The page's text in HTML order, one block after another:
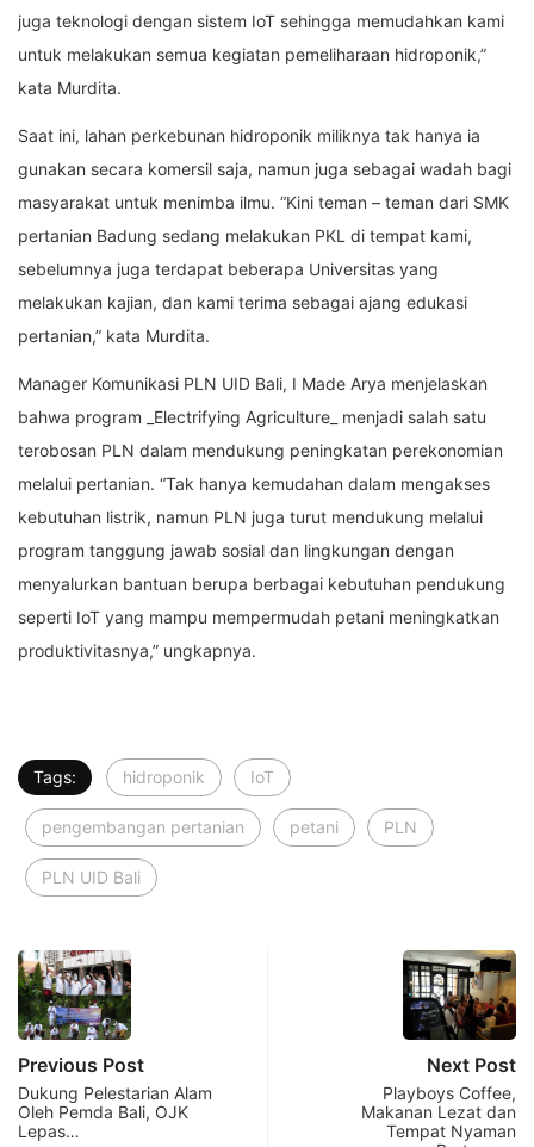
juga teknologi dengan sistem IoT sehingga memudahkan kami
untuk melakukan semua kegiatan pemeliharaan hidroponik,”
kata Murdita.
Saat ini, lahan perkebunan hidroponik miliknya tak hanya ia
gunakan secara komersil saja, namun juga sebagai wadah bagi
masyarakat untuk menimba ilmu. “Kini teman – teman dari SMK
pertanian Badung sedang melakukan PKL di tempat kami,
sebelumnya juga terdapat beberapa Universitas yang
melakukan kajian, dan kami terima sebagai ajang edukasi
pertanian,” kata Murdita.
Manager Komunikasi PLN UID Bali, I Made Arya menjelaskan
bahwa program _Electrifying Agriculture_ menjadi salah satu
terobosan PLN dalam mendukung peningkatan perekonomian
melalui pertanian. “Tak hanya kemudahan dalam mengakses
kebutuhan listrik, namun PLN juga turut mendukung melalui
program tanggung jawab sosial dan lingkungan dengan
menyalurkan bantuan berupa berbagai kebutuhan pendukung
seperti IoT yang mampu mempermudah petani meningkatkan
produktivitasnya,” ungkapnya.
Tags: hidroponik IoT
pengembangan pertanian petani PLN
PLN UID Bali
Previous Post
Dukung Pelestarian Alam
Oleh Pemda Bali, OJK
Lepas…
Next Post
Playboys Coffee,
Makanan Lezat dan
Tempat Nyaman